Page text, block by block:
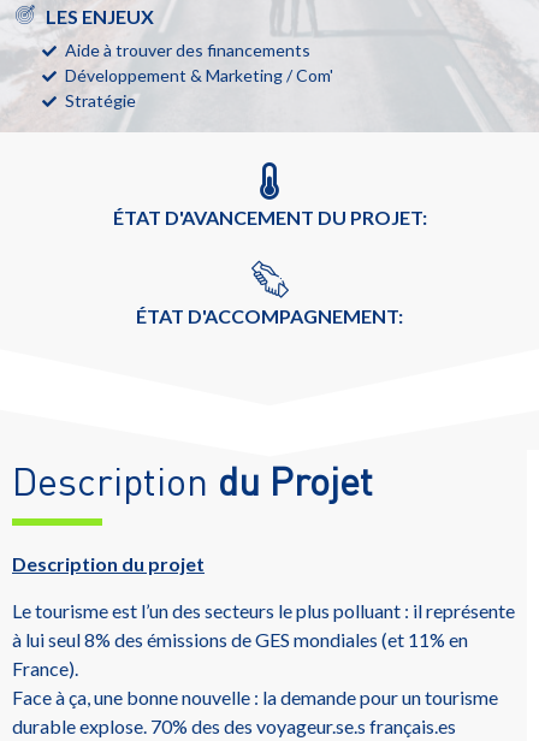
LES ENJEUX
Aide à trouver des financements
Développement & Marketing / Com'
Stratégie
ÉTAT D'AVANCEMENT DU PROJET:
ÉTAT D'ACCOMPAGNEMENT:
Description du Projet
Description du projet
Le tourisme est l’un des secteurs le plus polluant : il représente
à lui seul 8% des émissions de GES mondiales (et 11% en
France).
Face à ça, une bonne nouvelle : la demande pour un tourisme
durable explose. 70% des des voyageur.se.s français.es